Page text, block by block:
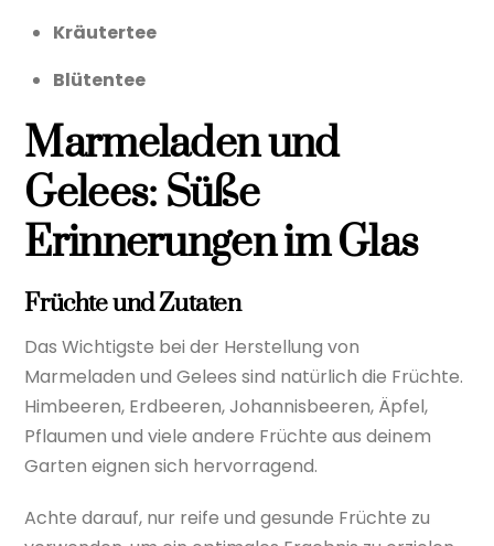
Kräutertee
Blütentee
Marmeladen und
Gelees: Süße
Erinnerungen im Glas
Früchte und Zutaten
Das Wichtigste bei der Herstellung von
Marmeladen und Gelees sind natürlich die Früchte.
Himbeeren, Erdbeeren, Johannisbeeren, Äpfel,
Pflaumen und viele andere Früchte aus deinem
Garten eignen sich hervorragend.
Achte darauf, nur reife und gesunde Früchte zu